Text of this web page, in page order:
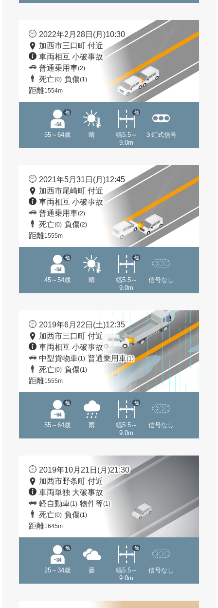
2022年2月28日(月)10:30
加西市三口町 付近
車両相互 小破事故
普通乗用車(2)
死亡(0) 負傷(1)
距離1554m
55～64歳
他
晴
幅5.5～
9.0m
他
３灯式信号
2021年5月31日(月)12:45
加西市尾崎町 付近
車両相互 小破事故
普通乗用車(2)
死亡(0) 負傷(2)
距離1555m
45～54歳
他
晴
幅5.5～
9.0m
他
信号なし
2019年6月22日(土)12:35
加西市三口町 付近
車両相互 小破事故
中型貨物車(1) 普通乗用車(1)
死亡(0) 負傷(1)
距離1555m
55～64歳
他
雨
幅5.5～
9.0m
他
信号なし
2019年10月21日(月)21:30
加西市野条町 付近
車両単独 大破事故
軽自動車(1) 物件等(1)
死亡(0) 負傷(1)
距離1645m
25～34歳
他
曇
幅5.5～
9.0m
他
信号なし